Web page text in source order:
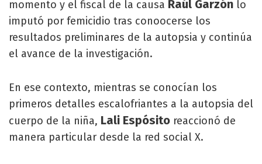
momento y el fiscal de la causa Raúl Garzón lo
imputó por femicidio tras conoocerse los
resultados preliminares de la autopsia y continúa
el avance de la investigación.
En ese contexto, mientras se conocían los
primeros detalles escalofriantes a la autopsia del
cuerpo de la niña, Lali Espósito reaccionó de
manera particular desde la red social X.